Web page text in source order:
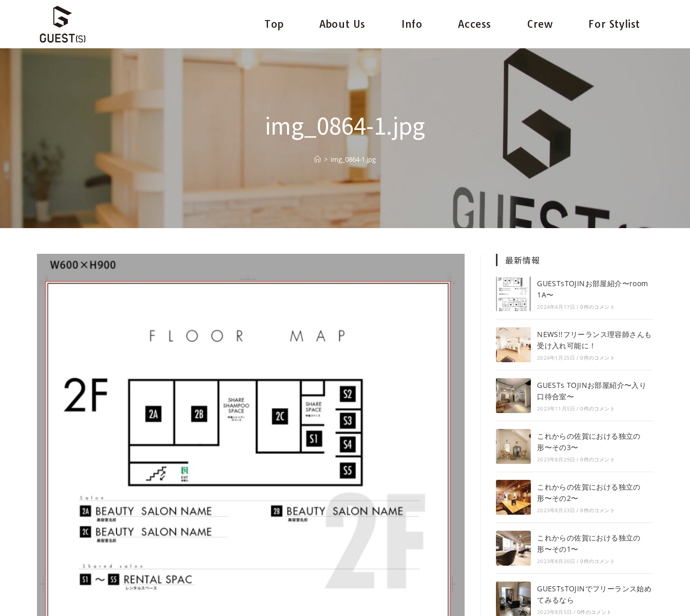
Top About Us Info Access Crew For Stylist
img_0864-1.jpg
> img_0864-1.jpg
最新情報
GUESTsTOJINお部屋紹介〜room
1A〜
2024年4月17日 / 0件のコメント
NEWS!!フリーランス理容師さんも
受け入れ可能に！
2024年1月25日 / 0件のコメント
GUESTs TOJINお部屋紹介〜入り
口待合室〜
2023年11月5日 / 0件のコメント
これからの佐賀における独立の
形〜その3〜
2023年8月29日 / 0件のコメント
これからの佐賀における独立の
形〜その2〜
2023年8月23日 / 0件のコメント
これからの佐賀における独立の
形〜その1〜
2023年8月20日 / 0件のコメント
GUESTsTOJINでフリーランス始め
てみるなら
2023年8月5日 / 0件のコメント